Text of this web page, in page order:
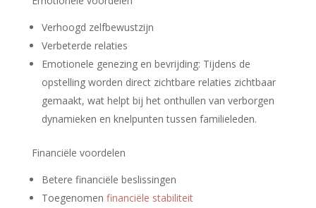
Verhoogd zelfbewustzijn
Verbeterde relaties
Emotionele genezing en bevrijding: Tijdens de
opstelling worden direct zichtbare relaties zichtbaar
gemaakt, wat helpt bij het onthullen van verborgen
dynamieken en knelpunten tussen familieleden.
Financiële voordelen
Betere financiële beslissingen
Toegenomen financiële stabiliteit